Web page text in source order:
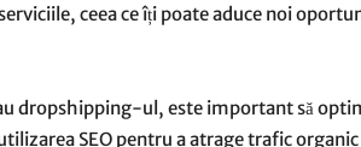
ceea ce îți poate aduce noi
dropshipping-ul, este important să
SEO pentru a atrage trafic organic